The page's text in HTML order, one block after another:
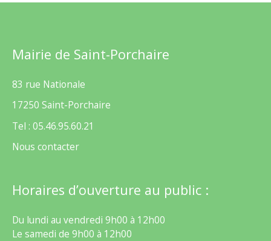
Mairie de Saint-Porchaire
83 rue Nationale
17250 Saint-Porchaire
Tel : 05.46.95.60.21
Nous contacter
Horaires d’ouverture au public :
Du lundi au vendredi 9h00 à 12h00
Le samedi de 9h00 à 12h00